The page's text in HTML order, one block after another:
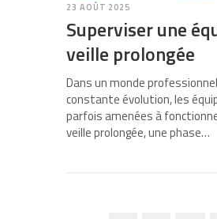
23 AOÛT 2025
Superviser une
veille prolongée
Dans un monde
constante évolution, les
parfois amenées à
veille prolongée, une phase…